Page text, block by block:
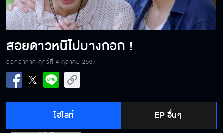
Video
สอยดาวหนีไปบางกอก !
ออกอากาศ ศุกร์ที่ 4 ตุลาคม 2567
ไฮไลท์ EP อื่นๆ
สิ่งที่น้องคิดและกังวลใจมาตลอด มันคือเรื่องจริง
คนใจชั่ว มันก็คิดได้แต่เรื่องชั่ว ๆ